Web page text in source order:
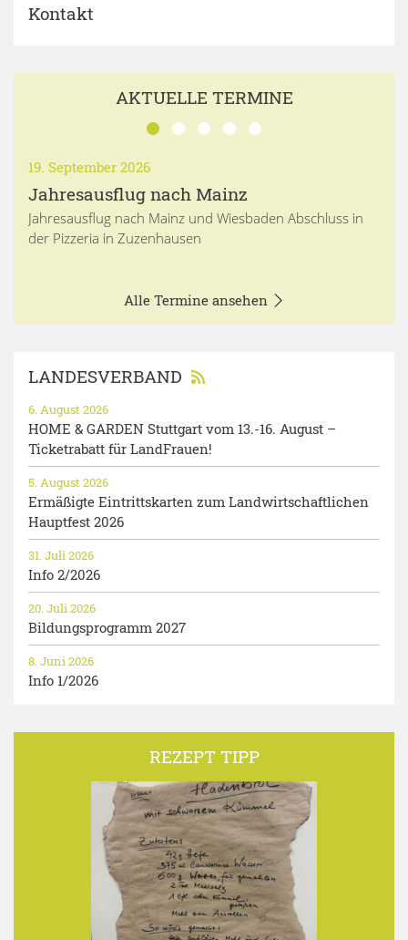
Kontakt
AKTUELLE TERMINE
19. September 2026
Jahresausflug nach Mainz
Jahresausflug nach Mainz und Wiesbaden Abschluss in
der Pizzeria in Zuzenhausen
Alle Termine ansehen
LANDESVERBAND
HOME & GARDEN Stuttgart vom 13.-16. August –
Ticketrabatt für LandFrauen!
6. August 2026
Ermäßigte Eintrittskarten zum Landwirtschaftlichen
Hauptfest 2026
5. August 2026
Info 2/2026
31. Juli 2026
Bildungsprogramm 2027
20. Juli 2026
Info 1/2026
8. Juni 2026
REZEPT TIPP